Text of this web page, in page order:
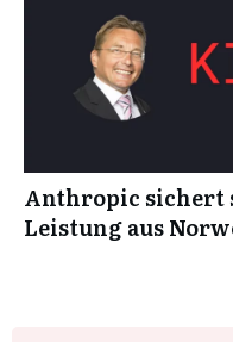
Anthropic sichert
Leistung aus